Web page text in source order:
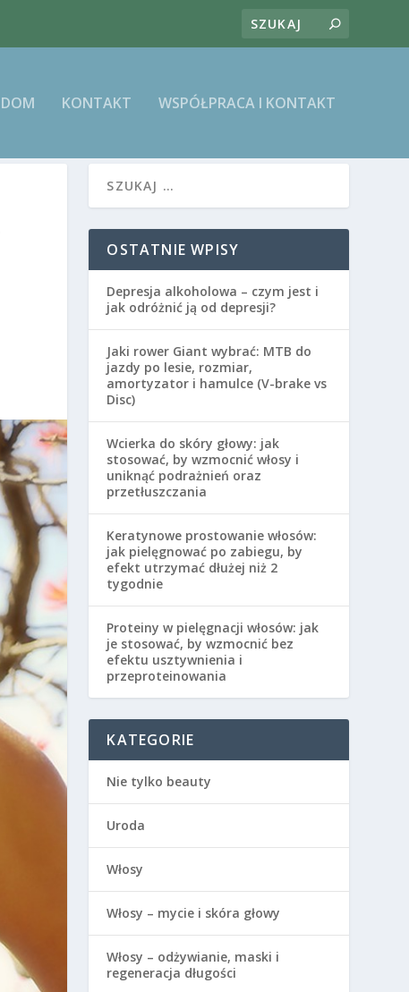
DOM KONTAKT WSPÓŁPRACA I KONTAKT
OSTATNIE WPISY
Depresja alkoholowa – czym jest i
jak odróżnić ją od depresji?
Jaki rower Giant wybrać: MTB do
jazdy po lesie, rozmiar,
amortyzator i hamulce (V-brake vs
Disc)
Wcierka do skóry głowy: jak
stosować, by wzmocnić włosy i
uniknąć podrażnień oraz
przetłuszczania
Keratynowe prostowanie włosów:
jak pielęgnować po zabiegu, by
efekt utrzymać dłużej niż 2
tygodnie
Proteiny w pielęgnacji włosów: jak
je stosować, by wzmocnić bez
efektu usztywnienia i
przeproteinowania
KATEGORIE
Nie tylko beauty
Uroda
Włosy
Włosy – mycie i skóra głowy
Włosy – odżywianie, maski i
regeneracja długości